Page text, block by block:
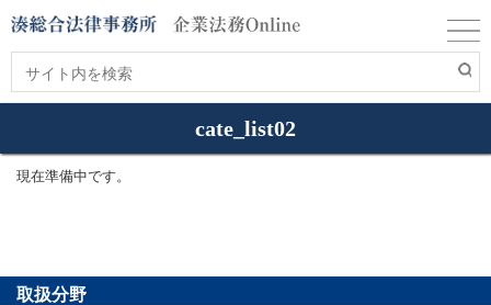
cate_list02
現在準備中です。
取扱分野